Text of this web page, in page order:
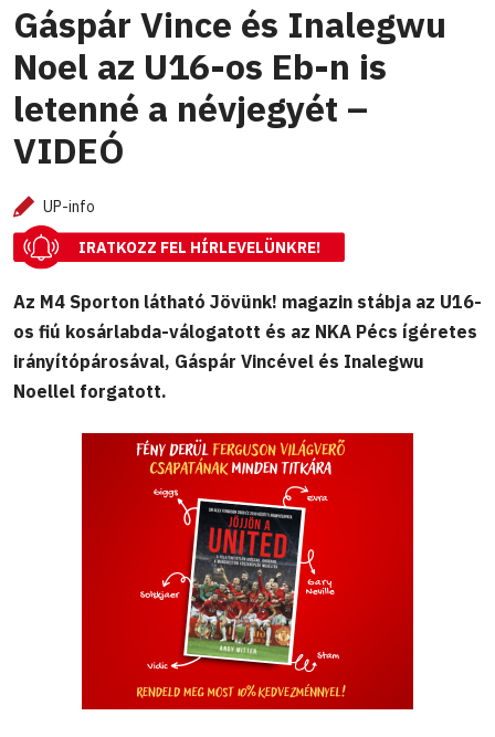
Gáspár Vince és Inalegwu
Noel az U16-os Eb-n is
letenné a névjegyét –
VIDEÓ
UP-info
IRATKOZZ FEL HÍRLEVELÜNKRE!
Az M4 Sporton látható Jövünk! magazin stábja az U16-
os fiú kosárlabda-válogatott és az NKA Pécs ígéretes
irányítópárosával, Gáspár Vincével és Inalegwu
Noellel forgatott.